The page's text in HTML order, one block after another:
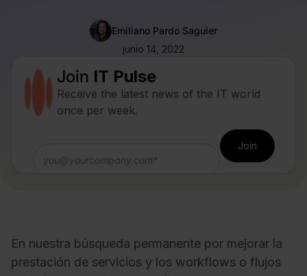
Emiliano Pardo Saguier
junio 14, 2022
Join IT Pulse
Receive the latest news of the IT world
once per week.
En nuestra búsqueda permanente por mejorar la
prestación de servicios y los workflows o flujos